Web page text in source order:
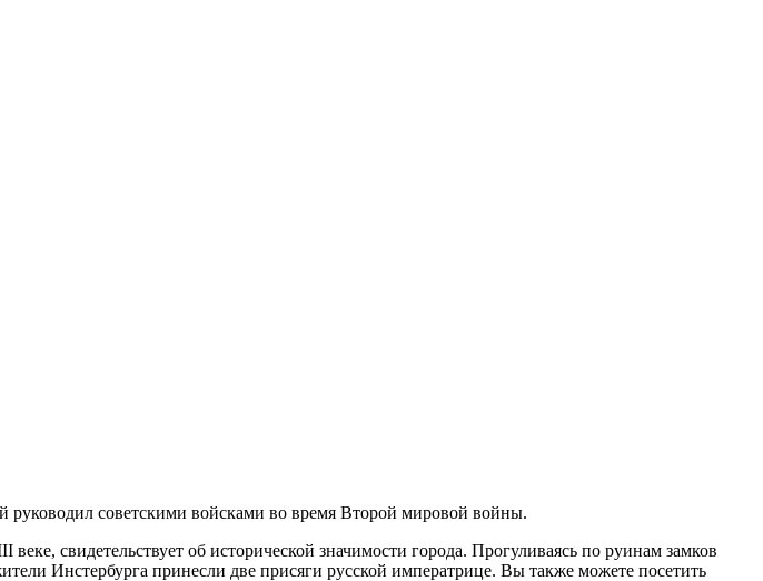
руководил советскими войсками во время Второй мировой войны.
свидетельствует об исторической значимости города. Прогуливаясь по руинам замков
Инстербурга принесли две присяги русской императрице. Вы также можете посетить